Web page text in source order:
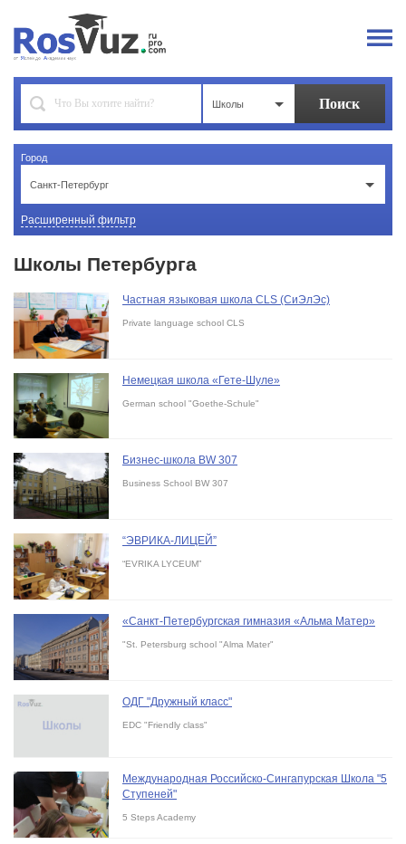
Школы
Город
Санкт-Петербург
Расширенный фильтр
Школы Петербурга
Частная языковая школа CLS (СиЭлЭс)
Private language school CLS
Немецкая школа «Гете-Шуле»
German school "Goethe-Schule"
Бизнес-школа BW 307
Business School BW 307
“ЭВРИКА-ЛИЦЕЙ”
“EVRIKA LYCEUM”
«Санкт-Петербургская гимназия «Альма Матер»
"St. Petersburg school "Alma Mater"
ОДГ "Дружный класс"
EDC "Friendly class"
Международная Российско-Сингапурская Школа "5
Ступеней"
5 Steps Academy